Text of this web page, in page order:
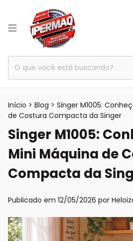
Início > Blog > Singer M1005:
de Costura Compacta da Singer
Singer M1005:
Mini Máquina de
Compacta da
Publicado em 12/05/2026 por